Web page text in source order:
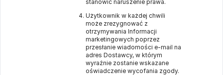
stanowić naruszenie prawa.
Użytkownik w każdej chwili
może zrezygnować z
otrzymywania Informacji
marketingowych poprzez
przesłanie wiadomości e-mail na
adres Dostawcy, w którym
wyraźnie zostanie wskazane
oświadczenie wycofania zgody.